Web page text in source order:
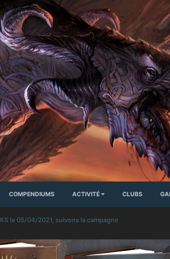
COMPENDIUMS ACTIVITÉ CLUBS
KS le 05/04/2021, suivons la campagne